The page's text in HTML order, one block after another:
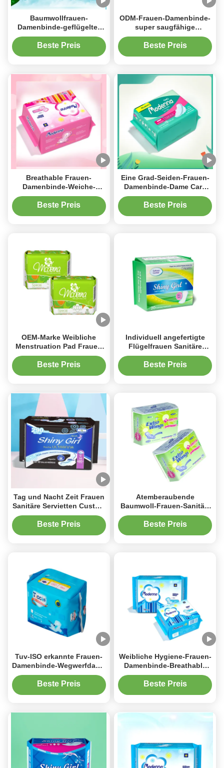
Baumwollfrauen-
Damenbinde-geflügelter
Wegwerfzeitraum füllt
Absorption 50ml/80ml auf
Beste Preis
ODM-Frauen-Damenbinde-
super saugfähige
hygienisch-sanitäre
Wegwerfauflagen
Beste Preis
Breathable Frauen-
Damenbinde-Weiche-
Biobaumwolle-
gesundheitliche Auflagen
Beste Preis
Eine Grad-Seiden-Frauen-
Damenbinde-Dame Care
Disposable Nursing 285mm
Beste Preis
OEM-Marke Weibliche
Menstruation Pad Frauen
Sanitäre Servietten Pad für
Schläfrig
Beste Preis
Individuell angefertigte
Flügelfrauen Sanitäre
Serviettenwasserdicht
Beste Preis
Tag und Nacht Zeit Frauen
Sanitäre Servietten Custom
Einweg-Baumwoll-
Oberfläche
Beste Preis
Atemberaubende
Baumwoll-Frauen-Sanitär-
Serviette mit Flügeln
Absorption 30-250 ml und
Beste Preis
Tuv-ISO erkannte Frauen-
Damenbinde-Wegwerfdame
Wings Sanitary Pads an
Beste Preis
Weibliche Hygiene-Frauen-
Damenbinde-Breathable
Baumwollweiche
gesundheitliche Auflagen
Beste Preis